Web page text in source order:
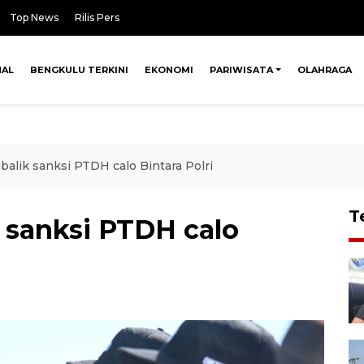
Top News Rilis Pers
BENGKULU TERKINI EKONOMI PARIWISATA OLAHRAGA
sanksi PTDH calo Bintara Polri
PTDH calo